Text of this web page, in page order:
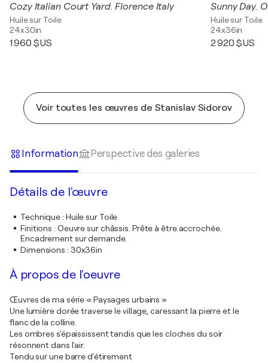
Cozy Italian Court Yard. Florence Italy
Huile sur Toile
24x30in
1 960 $US
Huile sur Toile
24x36in
2 920 $US
Voir toutes les œuvres de Stanislav Sidorov
Information Perspective des galeries
Détails de l'œuvre
Technique: Huile sur Toile
Finitions : Oeuvre sur châssis. Prête à être accrochée.
Encadrement sur demande.
Dimensions : 30x36in
À propos de l'oeuvre
Œuvres de ma série « Paysages urbains »
Une lumière dorée traverse le village, caressant la pierre et le
flanc de la colline.
Les ombres s'épaississent tandis que les cloches du soir
résonnent dans l'air.
Tendu sur une barre d'étirement